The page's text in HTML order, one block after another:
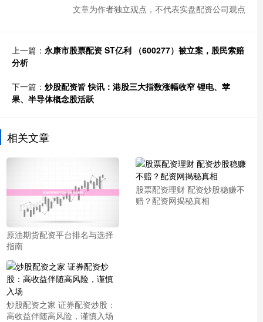
文章为作者独立观点，不代表实盘配资公司观点
上一篇： 永康市股票配资 ST亿利 （600277）被立案，股民索赔
分析
下一篇： 炒股配资皆 快讯：港股三大指数涨幅收窄 锂电、苹
果、半导体概念股活跃
相关文章
原油期货配资平台排名与选择
指南
股票配资理财 配资炒股稳赚不
赔？配资网揭秘真相
炒股配资之家 证券配资炒股：
高收益伴随高风险，谨慎入场